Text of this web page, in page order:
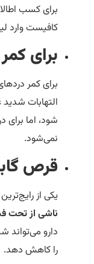
برای کسب
کافیست وارد
برای کمر
برای کمر دردهای
التهابات شدید
شود، اما برای
نمی‌شود.
قرص
یکی از رایج‌ترین
ناشی از تحت
دارو می‌تواند
را کاهش دهد.